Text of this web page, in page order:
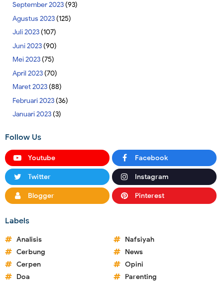
September 2023(93)
Agustus 2023(125)
Juli 2023(107)
Juni 2023(90)
Mei 2023(75)
April 2023(70)
Maret 2023(88)
Februari 2023(36)
Januari 2023(3)
Follow Us
Youtube Facebook
Twitter Instagram
Blogger Pinterest
Labels
Analisis
Cerbung
Cerpen
Doa
Nafsiyah
News
Opini
Parenting